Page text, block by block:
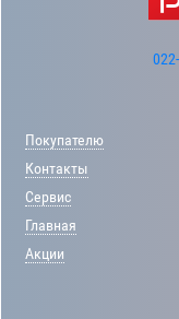
Покупателю
Контакты
Сервис
Главная
Акции